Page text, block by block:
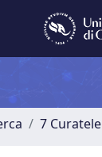
7 Curatele